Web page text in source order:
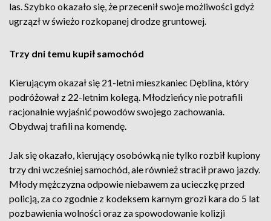
las. Szybko okazało się, że przecenił swoje możliwości gdyż
ugrzązł w świeżo rozkopanej drodze gruntowej.
Trzy dni temu kupił samochód
Kierującym okazał się 21-letni mieszkaniec Dęblina, który
podróżował z 22-letnim kolegą. Młodzieńcy nie potrafili
racjonalnie wyjaśnić powodów swojego zachowania.
Obydwaj trafili na komendę.
Jak się okazało, kierujący osobówką nie tylko rozbił kupiony
trzy dni wcześniej samochód, ale również stracił prawo jazdy.
Młody mężczyzna odpowie niebawem za ucieczkę przed
policją, za co zgodnie z kodeksem karnym grozi kara do 5 lat
pozbawienia wolności oraz za spowodowanie kolizji